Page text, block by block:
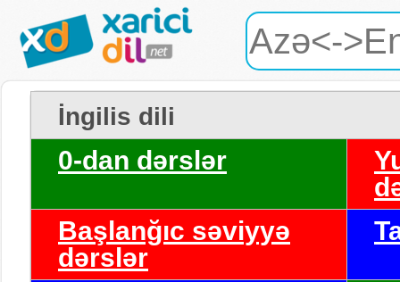
İngilis dili
0-dan dərslər
Başlanğıc səviyyə
dərslər